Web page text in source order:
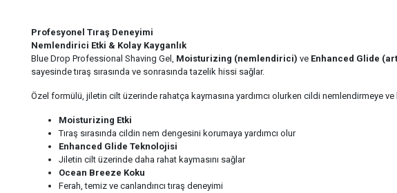
Profesyonel Tıraş Deneyimi
Nemlendirici Etki & Kolay Kayganlık
Blue Drop Professional Shaving Gel, Moisturizing (nemlendirici) ve Enhanced Glide
sayesinde tıraş sırasında ve sonrasında tazelik hissi sağlar.
Özel formülü, jiletin cilt üzerinde rahatça kaymasına yardımcı olurken cildi nemlendirmeye
Moisturizing Etki
Tıraş sırasında cildin nem dengesini korumaya yardımcı olur
Enhanced Glide Teknolojisi
Jiletin cilt üzerinde daha rahat kaymasını sağlar
Ocean Breeze Koku
Ferah, temiz ve canlandırıcı tıraş deneyimi